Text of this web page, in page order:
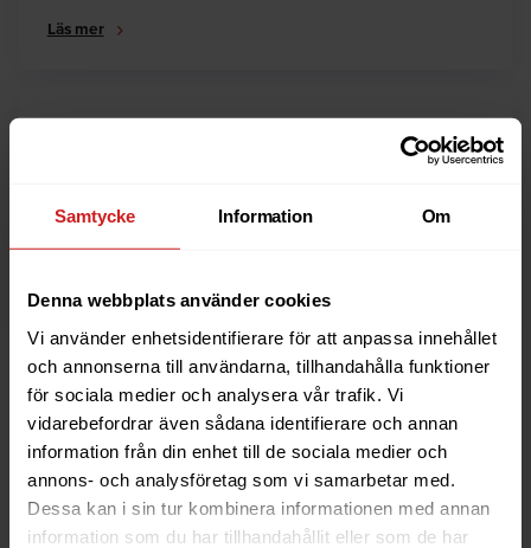
Samtycke Information Om
Denna webbplats använder cookies
Vi använder enhetsidentifierare för att anpassa innehållet
och annonserna till användarna, tillhandahålla funktioner
för sociala medier och analysera vår trafik. Vi
vidarebefordrar även sådana identifierare och annan
information från din enhet till de sociala medier och
annons- och analysföretag som vi samarbetar med.
Dessa kan i sin tur kombinera informationen med annan
information som du har tillhandahållit eller som de har
Läs mer
Är du ägare till hemsidan eller domännamnet så har
anledningarna till varför en hemsida är spärrad.
Läs mer
The website you were trying to
reach has been suspended